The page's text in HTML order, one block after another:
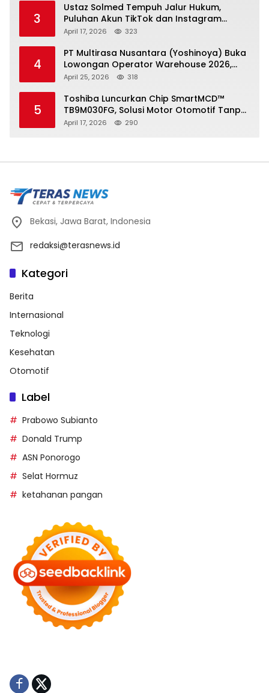
3
Ustaz Solmed Tempuh Jalur Hukum,
Puluhan Akun TikTok dan Instagram
Dilaporkan atas Tuduhan Fitnah
April 17, 2026 323
4
PT Multirasa Nusantara (Yoshinoya) Buka
Lowongan Operator Warehouse 2026,
Penempatan CK Bekasi
April 25, 2026 318
5
Toshiba Luncurkan Chip SmartMCD™
TB9M030FG, Solusi Motor Otomotif Tanpa
Sensor di Kecepatan Nol
April 17, 2026 290
Bekasi, Jawa Barat, Indonesia
redaksi@terasnews.id
Kategori
Berita
Internasional
Teknologi
Kesehatan
Otomotif
Label
Prabowo Subianto
Donald Trump
ASN Ponorogo
Selat Hormuz
ketahanan pangan